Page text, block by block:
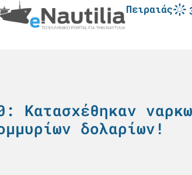
Πειραιάς
Κατασχέθηκαν
δολαρίων!